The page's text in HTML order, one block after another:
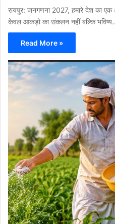
रायपुर: जनगणना 2027, हमारे देश का एक
केवल आंकड़ो का संकलन नहीं बल्कि
Read More »